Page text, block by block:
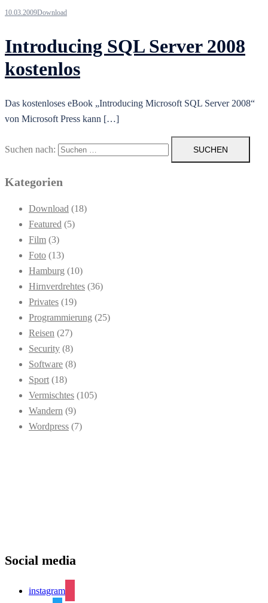
10.03.2009Download
Introducing SQL Server 2008
kostenlos
Das kostenloses eBook „Introducing Microsoft SQL Server 2008“
von Microsoft Press kann […]
Suchen nach:
Kategorien
Download (18)
Featured (5)
Film (3)
Foto (13)
Hamburg (10)
Hirnverdrehtes (36)
Privates (19)
Programmierung (25)
Reisen (27)
Security (8)
Software (8)
Sport (18)
Vermischtes (105)
Wandern (9)
Wordpress (7)
Social media
instagram